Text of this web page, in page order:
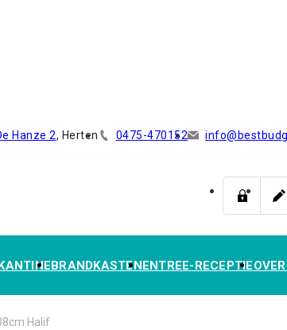
Hanze 2, Herten 0475-470152
BRANDKASTENENTREE-RECEPTIE
Halif